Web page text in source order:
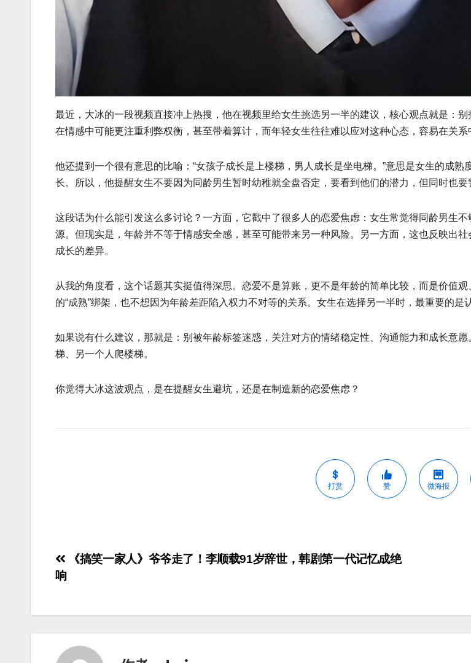
最近，大冰的一段视频直接冲上热搜，他在视频里给女生挑选另一半的建议，核心观点就是：
在情感中可能更注重利弊权衡，甚至带着算计，而年轻女生往往难以应对这种心态，容易在关系
他还提到一个很有意思的比喻：“女孩子成长是上楼梯，男人成长是坐电梯。”意思是女生的成
长。所以，他提醒女生不要因为同龄男生暂时幼稚就全盘否定，要看到他们的潜力，但同时也要
这段话为什么能引发这么多讨论？一方面，它戳中了很多人的恋爱焦虑：女生常觉得同龄男生
源。但现实是，年龄并不等于情感安全感，甚至可能带来另一种风险。另一方面，这也反映出
成长的差异。
从我的角度看，这个话题其实挺值得深思。恋爱不是算账，更不是年龄的简单比较，而是价值
的“成熟”绑架，也不想因为年龄差距陷入权力不对等的关系。女生在选择另一半时，最重要的是
如果说有什么建议，那就是：别被年龄标签迷惑，关注对方的情绪稳定性、沟通能力和成长意
梯、另一个人爬楼梯。
你觉得大冰这波观点，是在提醒女生避坑，还是在制造新的恋爱焦虑？
打赏 赞 微海报
《搞笑一家人》爷爷走了！李顺载91岁辞世，韩剧第一代记忆成绝
响